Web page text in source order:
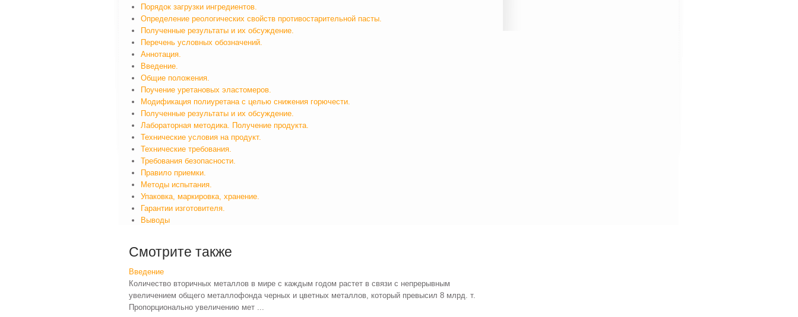
Порядок загрузки ингредиентов.
Определение реологических свойств противостарительной пасты.
Полученные результаты и их обсуждение.
Перечень условных обозначений.
Аннотация.
Введение.
Общие положения.
Поучение уретановых эластомеров.
Модификация полиуретана с целью снижения горючести.
Полученные результаты и их обсуждение.
Лабораторная методика. Получение продукта.
Технические условия на продукт.
Технические требования.
Требования безопасности.
Правило приемки.
Методы испытания.
Упаковка, маркировка, хранение.
Гарантии изготовителя.
Выводы
Смотрите также
Введение
Количество вторичных металлов в мире с каждым годом растет в связи с непрерывным
увеличением общего металлофонда черных и цветных металлов, который превысил 8 млрд. т.
Пропорционально увеличению мет ...